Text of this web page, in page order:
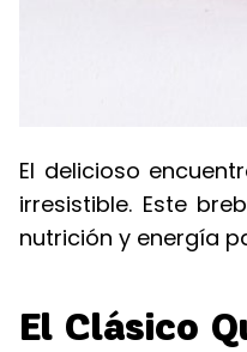
El delicioso
irresistible. Este
nutrición y energía
El Clásico